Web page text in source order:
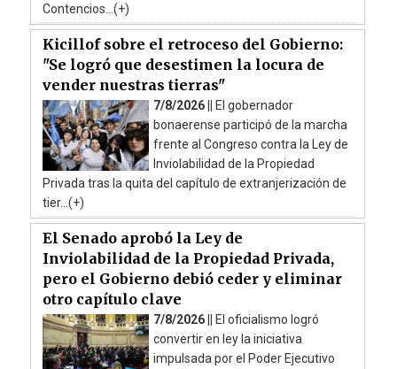
Contencios...(+)
Kicillof sobre el retroceso del Gobierno:
"Se logró que desestimen la locura de
vender nuestras tierras"
7/8/2026 ||
El gobernador
bonaerense participó de la marcha
frente al Congreso contra la Ley de
Inviolabilidad de la Propiedad
Privada tras la quita del capítulo de extranjerización de
tier...(+)
El Senado aprobó la Ley de
Inviolabilidad de la Propiedad Privada,
pero el Gobierno debió ceder y eliminar
otro capítulo clave
7/8/2026 ||
El oficialismo logró
convertir en ley la iniciativa
impulsada por el Poder Ejecutivo